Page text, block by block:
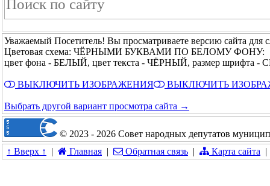
Уважаемый Посетитель! Вы просматриваете версию сайта для
Цветовая схема: ЧЁРНЫМИ БУКВАМИ ПО БЕЛОМУ ФОНУ:
цвет фона - БЕЛЫЙ, цвет текста - ЧЁРНЫЙ, размер шрифта -
ВЫКЛЮЧИТЬ ИЗОБРАЖЕНИЯ ВЫКЛЮЧИТЬ
Выбрать другой вариант просмотра сайта →
© 2023 - 2026 Совет народных депутатов
↑ Вверх ↑
| Главная | Обратная связь | Карта сайта